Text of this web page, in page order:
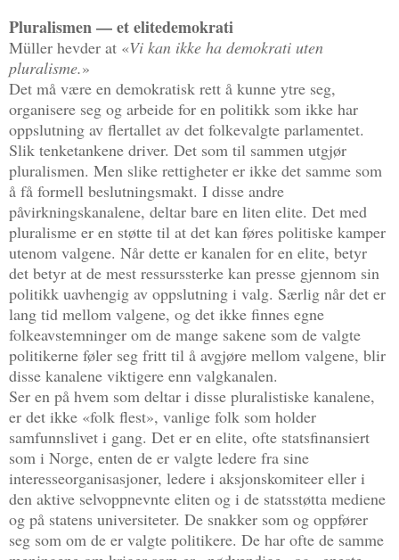
Pluralismen — et elitedemokrati
Müller hevder at «Vi kan ikke ha demokrati uten
pluralisme.»
Det må være en demokratisk rett å kunne ytre seg,
organisere seg og arbeide for en politikk som ikke har
oppslutning av flertallet av det folkevalgte parlamentet.
Slik tenketankene driver. Det som til sammen utgjør
pluralismen. Men slike rettigheter er ikke det samme som
å få formell beslutningsmakt. I disse andre
påvirkningskanalene, deltar bare en liten elite. Det med
pluralisme er en støtte til at det kan føres politiske kamper
utenom valgene. Når dette er kanalen for en elite, betyr
det betyr at de mest ressurssterke kan presse gjennom sin
politikk uavhengig av oppslutning i valg. Særlig når det er
lang tid mellom valgene, og det ikke finnes egne
folkeavstemninger om de mange sakene som de valgte
politikerne føler seg fritt til å avgjøre mellom valgene, blir
disse kanalene viktigere enn valgkanalen.
Ser en på hvem som deltar i disse pluralistiske kanalene,
er det ikke «folk flest», vanlige folk som holder
samfunnslivet i gang. Det er en elite, ofte statsfinansiert
som i Norge, enten de er valgte ledere fra sine
interesseorganisasjoner, ledere i aksjonskomiteer eller i
den aktive selvoppnevnte eliten og i de statsstøtta mediene
og på statens universiteter. De snakker som og oppfører
seg som om de er valgte politikere. De har ofte de samme